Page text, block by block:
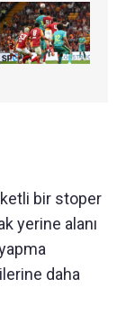
bir stoper
yerine alanı
daha